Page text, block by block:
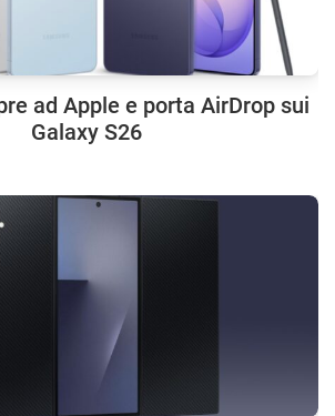
ad Apple e porta AirDrop sui
Galaxy S26